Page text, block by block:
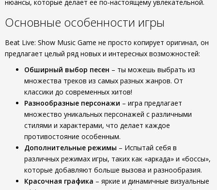
нюансы, которые делает ее по-настоящему увлекательной.
Основные особенности игры
Beat Live: Show Music Game не просто копирует оригинал, он
предлагает целый ряд новых и интересных возможностей:
Обширный выбор песен – ты можешь выбрать из
множества треков из самых разных жанров. От
классики до современных хитов!
Разнообразные персонажи – игра предлагает
множество уникальных персонажей с различными
стилями и характерами, что делает каждое
противостояние особенным.
Дополнительные режимы – Испытай себя в
различных режимах игры, таких как «аркада» и «боссы»,
которые добавляют больше вызова и разнообразия.
Красочная графика – яркие и динамичные визуальные